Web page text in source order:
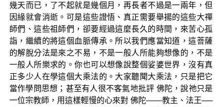
幾天而已，了不起就是幾個月，再長者不過是一兩年，但
因緣就會消逝。可是這些證悟、真正需要舉揚的這些大禪
師們、這些祖師們，卻要經過這麼長久的時間，來苦心孤
詣，繼續的將這個血脈傳承。所以我們應當知道，這菩薩
的解脫分法是來之不易，不是一般人所能夠想像的，不是
一般人所樂求的。你也可以想像說整個娑婆世界，沒有真
正多少人在學這個大乘法的。大家聽聞大乘法，只是把它
當作學問思想；甚至有人很不客氣地批評 佛陀，說祂只是
一位宗教師，用這樣輕慢的心來對 佛陀——教主、法王──